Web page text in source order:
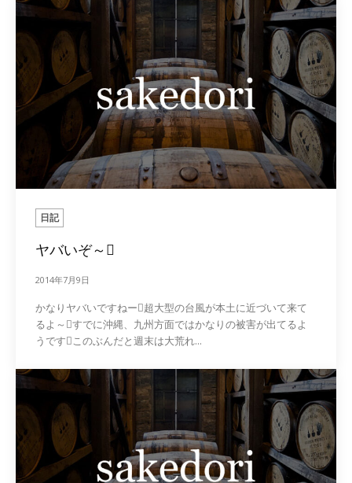
日記
ヤバいぞ～
2014年7月9日
かなりヤバいですねー超大型の台風が本土に近づいて来て
るよ～すでに沖縄、九州方面ではかなりの被害が出てるよ
うですこのぶんだと週末は大荒れ...